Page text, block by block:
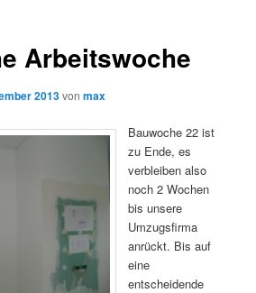
Arbeitswoche
2013vonmax
Bauwoche 22 ist
zu Ende, es
verbleiben also
noch 2 Wochen
bis unsere
Umzugsfirma
anrückt. Bis auf
eine
entscheidende